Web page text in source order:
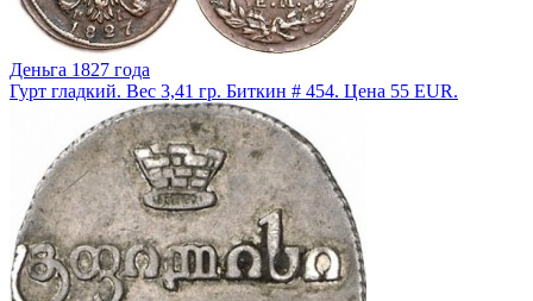
Деньга 1827 года
Гурт гладкий. Вес 3,41 гр. Биткин # 454. Цена 55 EUR.